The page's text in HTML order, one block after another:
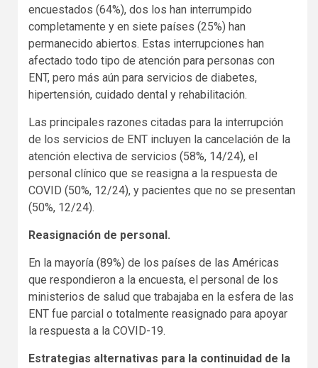
encuestados (64%), dos los han interrumpido
completamente y en siete países (25%) han
permanecido abiertos. Estas interrupciones han
afectado todo tipo de atención para personas con
ENT, pero más aún para servicios de diabetes,
hipertensión, cuidado dental y rehabilitación.
Las principales razones citadas para la interrupción
de los servicios de ENT incluyen la cancelación de la
atención electiva de servicios (58%, 14/24), el
personal clínico que se reasigna a la respuesta de
COVID (50%, 12/24), y pacientes que no se presentan
(50%, 12/24).
Reasignación de personal.
En la mayoría (89%) de los países de las Américas
que respondieron a la encuesta, el personal de los
ministerios de salud que trabajaba en la esfera de las
ENT fue parcial o totalmente reasignado para apoyar
la respuesta a la COVID-19.
Estrategias alternativas para la continuidad de la